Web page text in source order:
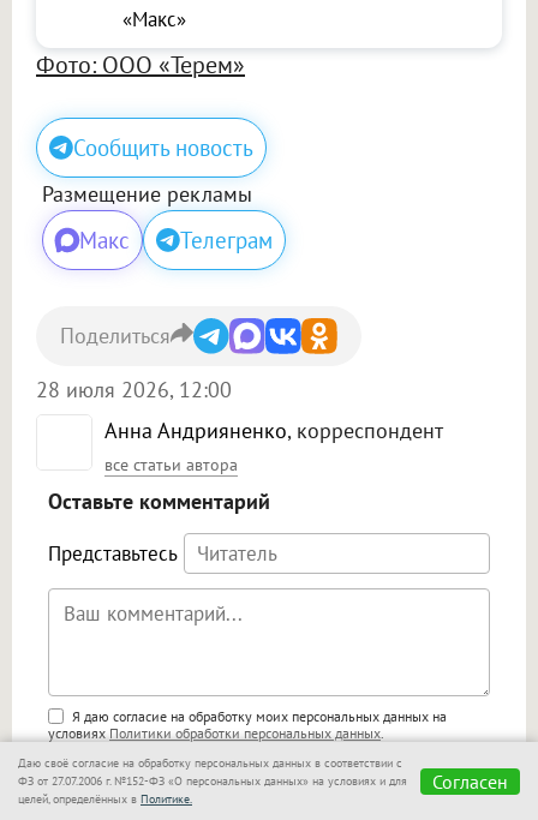
«Макс»
Фото: ООО «Терем»
Сообщить новость
Размещение рекламы
Макс Телеграм
Анна Андрияненко, корреспондент
все статьи автора
28 июля 2026, 12:00
Поделиться
Оставьте комментарий
Представьтесь
Поддержка HTML
<b>, <strong>, <u>, <i>, <em>, <s>, <big>,
<small>, <sup>, <sub>, <pre>, <ul>, <ol>, <li>,
<blockquote>, <code> экранирует HTML,
Я даю согласие на обработку моих персональных данных на
условияхПолитики обработки персональных данных.
Я ознакомлен(а) и согласен(а) сПравилами комментирования
🙂
Даю своё согласие на обработку персональных данных в соответствии с
ФЗ от 27.07.2006 г. №152-ФЗ «О персональных данных» на условиях и для
целей, определённых в Политике.
Согласен